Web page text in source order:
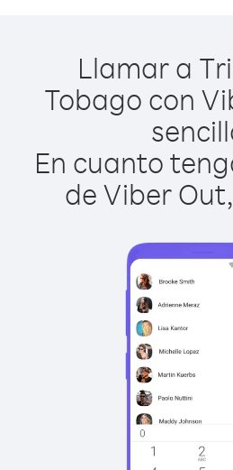
Llamar a
Tobago con
En cuanto
de Viber